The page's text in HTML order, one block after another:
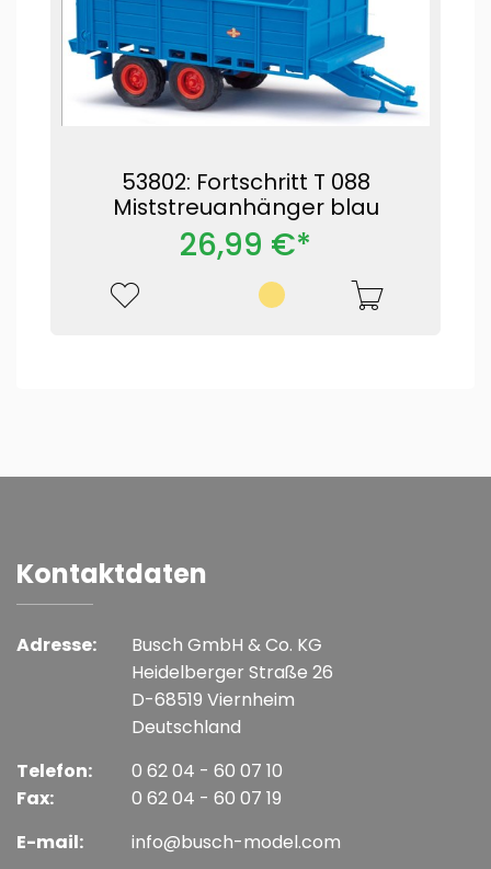
53802: Fortschritt T 088
Miststreuanhänger blau
26,99 €*
Kontaktdaten
Adresse:
Busch GmbH & Co. KG
Heidelberger Straße 26
D-68519 Viernheim
Deutschland
Telefon:
Fax:
0 62 04 - 60 07 10
0 62 04 - 60 07 19
E-mail:
info@busch-model.com